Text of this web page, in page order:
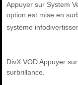
Appuyer sur System
option est mise en
système
DivX VOD Appuyer
surbrillance.